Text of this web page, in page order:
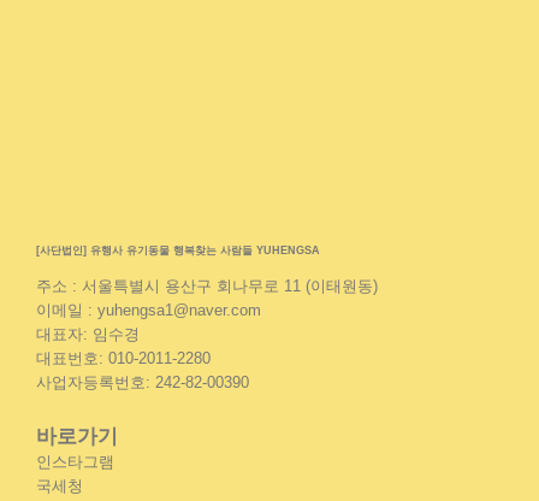
[사단법인] 유행사 유기동물 행복찾는 사람들 YUHENGSA
주소 : 서울특별시 용산구 회나무로 11 (이태원동)
이메일 : yuhengsa1@naver.com
대표자: 임수경
대표번호: 010-2011-2280
사업자등록번호: 242-82-00390
바로가기
인스타그램
국세청